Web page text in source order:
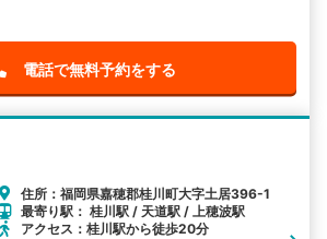
電話で無料予約をする
住所：福岡県嘉穂郡桂川町大字土居396-1
最寄り駅： 桂川駅 / 天道駅 / 上穂波駅
アクセス：桂川駅から徒歩20分